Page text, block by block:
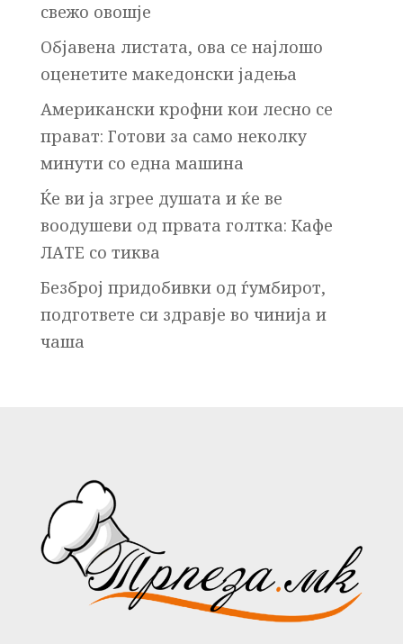
свежо овошје
Објавена листата, ова се најлошо
оценетите македонски јадења
Американски крофни кои лесно се
прават: Готови за само неколку
минути со една машина
Ќе ви ја згрее душата и ќе ве
воодушеви од првата голтка: Кафе
ЛАТЕ со тиква
Безброј придобивки од ѓумбирот,
подгответе си здравје во чинија и
чаша